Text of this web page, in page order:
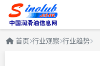
首页 行业观察 行业趋势